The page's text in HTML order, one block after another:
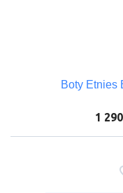
Boty Etnies
1